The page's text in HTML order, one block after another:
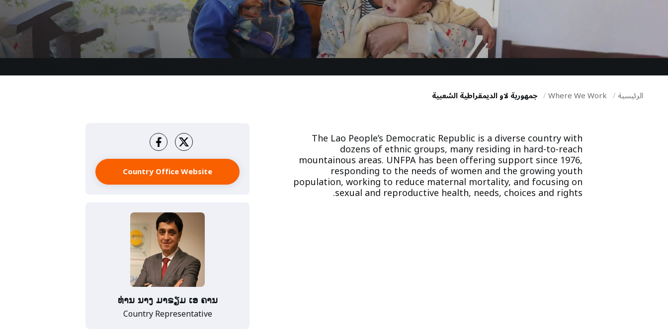
g
a
الرئيسية Where We Work جمهورية لاو الديمقراطية الشعبية
The Lao People’s Democratic Republic is a diverse country with
dozens of ethnic groups, many residing in hard-to-reach
mountainous areas. UNFPA has been offering support since 1976,
responding to the needs of women and the growing youth
population, working to reduce maternal mortality, and focusing on
sexual and reproductive health, needs, choices and rights.
Country Office Website
ທ່ານ ນາງ ມາຣຽມ ເອ ຄານ
Country Representative